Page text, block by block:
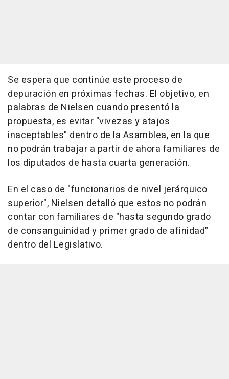
Se espera que continúe este proceso de
depuración en próximas fechas. El objetivo, en
palabras de Nielsen cuando presentó la
propuesta, es evitar "vivezas y atajos
inaceptables" dentro de la Asamblea, en la que
no podrán trabajar a partir de ahora familiares de
los diputados de hasta cuarta generación.
En el caso de "funcionarios de nivel jerárquico
superior", Nielsen detalló que estos no podrán
contar con familiares de "hasta segundo grado
de consanguinidad y primer grado de afinidad"
dentro del Legislativo.